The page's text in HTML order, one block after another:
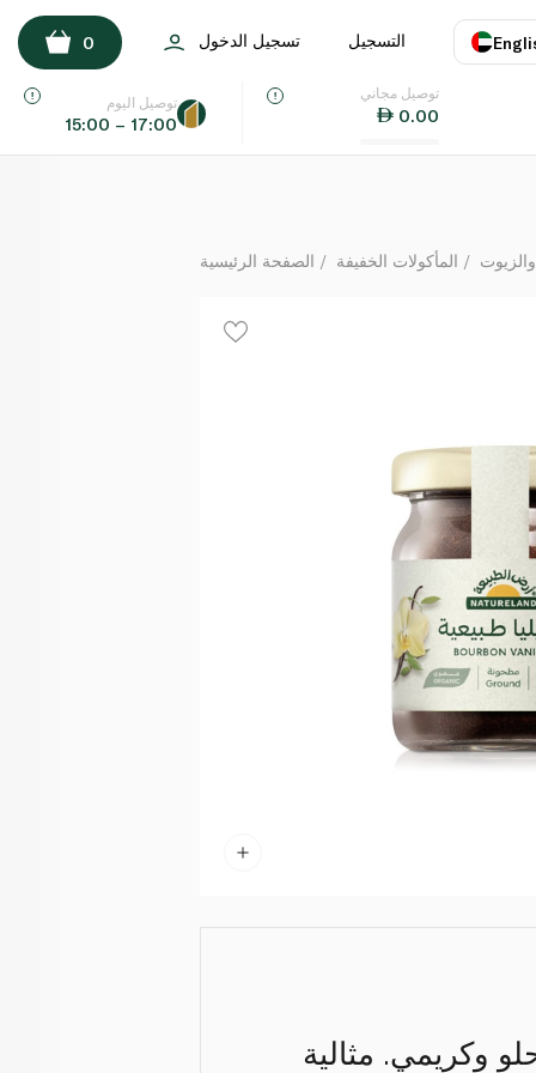
اللغة
التسجيل تسجيل الدخول 0
توصيل مجاني
0.00
توصيل اليوم
15:00 – 17:00
الصفحة الرئيسية المأكولات الخفيفة
وكريمي. مثالية